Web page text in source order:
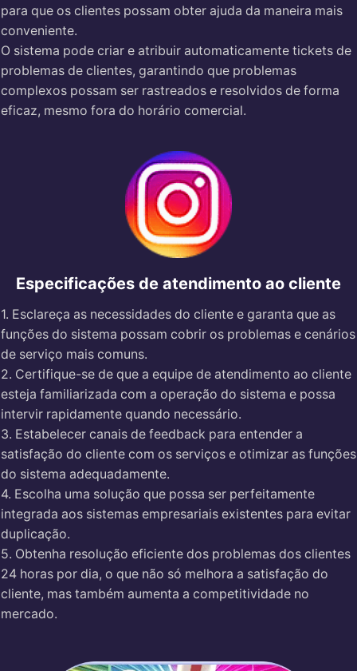
para que os clientes possam obter ajuda da maneira mais
conveniente.
O sistema pode criar e atribuir automaticamente tickets de
problemas de clientes, garantindo que problemas
complexos possam ser rastreados e resolvidos de forma
eficaz, mesmo fora do horário comercial.
Especificações de atendimento ao cliente
1. Esclareça as necessidades do cliente e garanta que as
funções do sistema possam cobrir os problemas e cenários
de serviço mais comuns.
2. Certifique-se de que a equipe de atendimento ao cliente
esteja familiarizada com a operação do sistema e possa
intervir rapidamente quando necessário.
3. Estabelecer canais de feedback para entender a
satisfação do cliente com os serviços e otimizar as funções
do sistema adequadamente.
4. Escolha uma solução que possa ser perfeitamente
integrada aos sistemas empresariais existentes para evitar
duplicação.
5. Obtenha resolução eficiente dos problemas dos clientes
24 horas por dia, o que não só melhora a satisfação do
cliente, mas também aumenta a competitividade no
mercado.